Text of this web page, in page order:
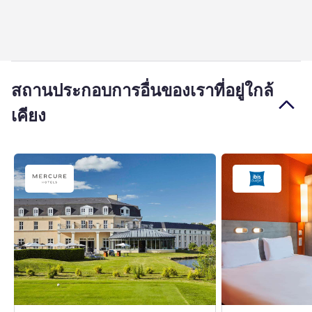
สถานประกอบการอื่นของเราที่อยู่ใกล้
เคียง